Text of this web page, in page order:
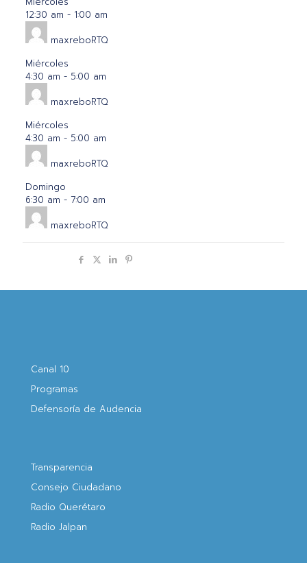
12:30 am - 1:00 am
maxreboRTQ
Miércoles
4:30 am - 5:00 am
maxreboRTQ
Miércoles
4:30 am - 5:00 am
maxreboRTQ
Domingo
6:30 am - 7:00 am
maxreboRTQ
Canal 10
Programas
Defensoría de Audencia
Transparencia
Consejo Ciudadano
Radio Querétaro
Radio Jalpan